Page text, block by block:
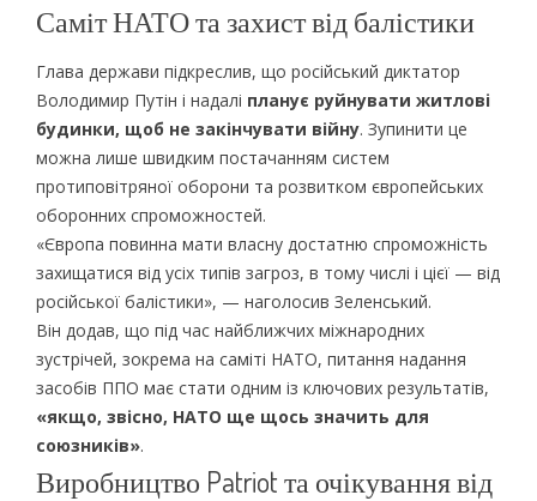
Саміт НАТО та захист від балістики
Глава держави підкреслив, що російський диктатор
Володимир Путін і надалі планує руйнувати житлові
будинки, щоб не закінчувати війну. Зупинити це
можна лише швидким постачанням систем
протиповітряної оборони та розвитком європейських
оборонних спроможностей.
«Європа повинна мати власну достатню спроможність
захищатися від усіх типів загроз, в тому числі і цієї — від
російської балістики», — наголосив Зеленський.
Він додав, що під час найближчих міжнародних
зустрічей, зокрема на саміті НАТО, питання надання
засобів ППО має стати одним із ключових результатів,
«якщо, звісно, НАТО ще щось значить для
союзників».
Виробництво Patriot та очікування від